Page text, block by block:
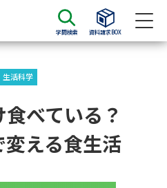
学問検索 資料請求BOX
求
生活科学
食べている？
変える食生活